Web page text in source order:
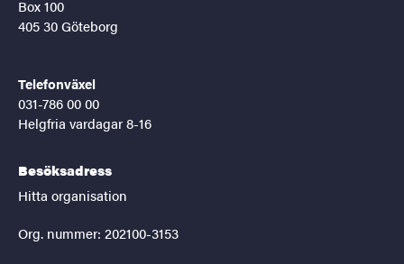
Box 100
405 30 Göteborg
Telefonväxel
031-786 00 00
Helgfria vardagar 8-16
Besöksadress
Hitta organisation
Org. nummer: 202100-3153